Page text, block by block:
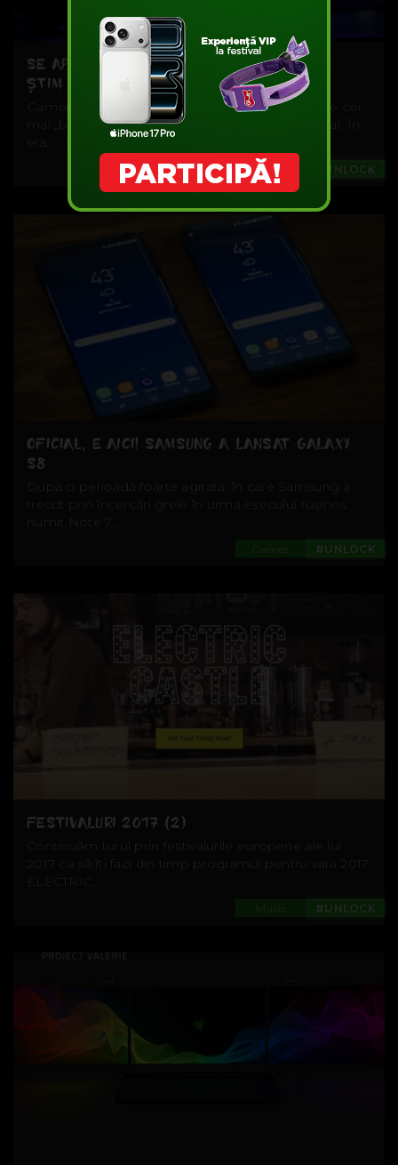
SE APROPIE FINALUL EPOCII PC AȘA CUM O
ȘTIM ?
Gamerii tineri se miră când aud nostalgia cu care cei
mai „bătrâni” vorbesc de calculatorul lor personal. În
#UNLOCK
Games
OFICIAL, E AICI! SAMSUNG A LANSAT GALAXY
S8
După o perioadă foarte agitată, în care Samsung a
trecut prin încercări grele în urma eșecului rușinos
numit Note 7,...
#UNLOCK
Games
FESTIVALURI 2017 (2)
Continuăm turul prin festivalurile europene ale lui
2017 ca să îți faci din timp programul pentru vara 2017.
#UNLOCK
Music